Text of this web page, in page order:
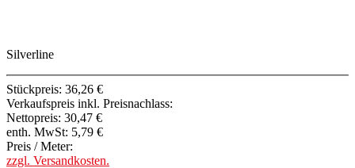
Silverline
Stückpreis: 36,26 €
Verkaufspreis inkl. Preisnachlass:
Nettopreis: 30,47 €
enth. MwSt: 5,79 €
Preis / Meter:
zzgl. Versandkosten.